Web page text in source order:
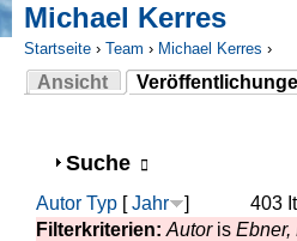
Michael Kerres
Sie sind hier
Startseite › Team › Michael Kerres ›
Ansicht
(aktiver Reiter)
Anzeigen
Suche
403
Autor Typ [Jahr
]
Filterkriterien: Autoris Ebner,